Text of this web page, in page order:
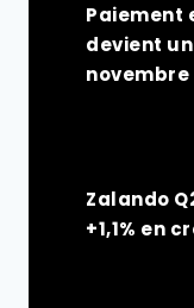
Paiement
devient
novembre
Zalando
+1,1% en